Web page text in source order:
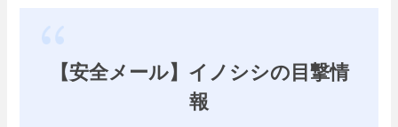
【安全メール】イノシシの目撃情
報